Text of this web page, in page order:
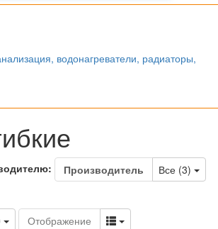
водонагреватели, радиаторы,
Производитель Все (3)
Toggle Dropdown
Отображение Toggle Dropdown